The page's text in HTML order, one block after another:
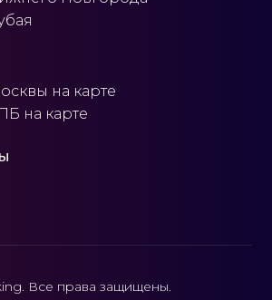
на карте
на карте
Все права защищены.